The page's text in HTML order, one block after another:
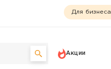
Для бизнеса
Акции